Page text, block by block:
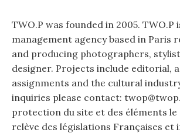
TWO.P was founded in 2005. TWO.P
management agency based in Paris
and producing photographers,
designer. Projects include editorial,
assignments and the cultural
inquiries please contact:
protection du site et des éléments
relève des législations Françaises et